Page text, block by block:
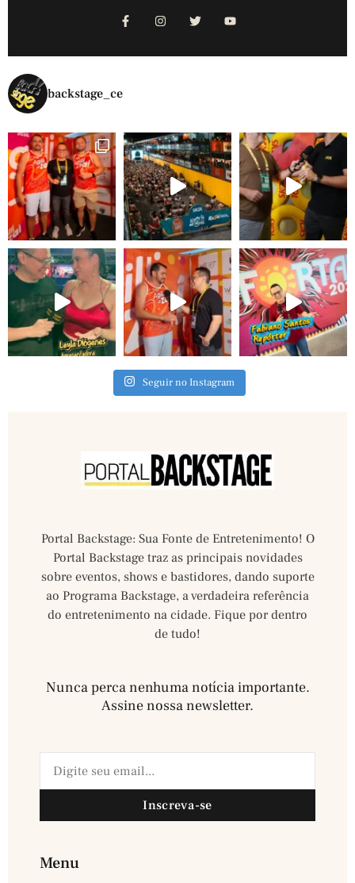
backstage_ce
Seguir no Instagram
Portal Backstage: Sua Fonte de Entretenimento! O
Portal Backstage traz as principais novidades
sobre eventos, shows e bastidores, dando suporte
ao Programa Backstage, a verdadeira referência
do entretenimento na cidade. Fique por dentro
de tudo!
Nunca perca nenhuma notícia importante.
Assine nossa newsletter.​
Inscreva-se
Menu